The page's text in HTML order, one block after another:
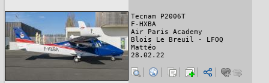
Tecnam P2006T
F-HXBA
Air Paris Academy
Blois Le Breuil - LFOQ
Mattéo
28.02.22